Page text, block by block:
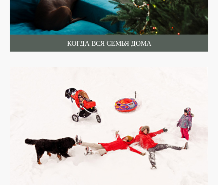
КОГДА ВСЯ СЕМЬЯ ДОМА